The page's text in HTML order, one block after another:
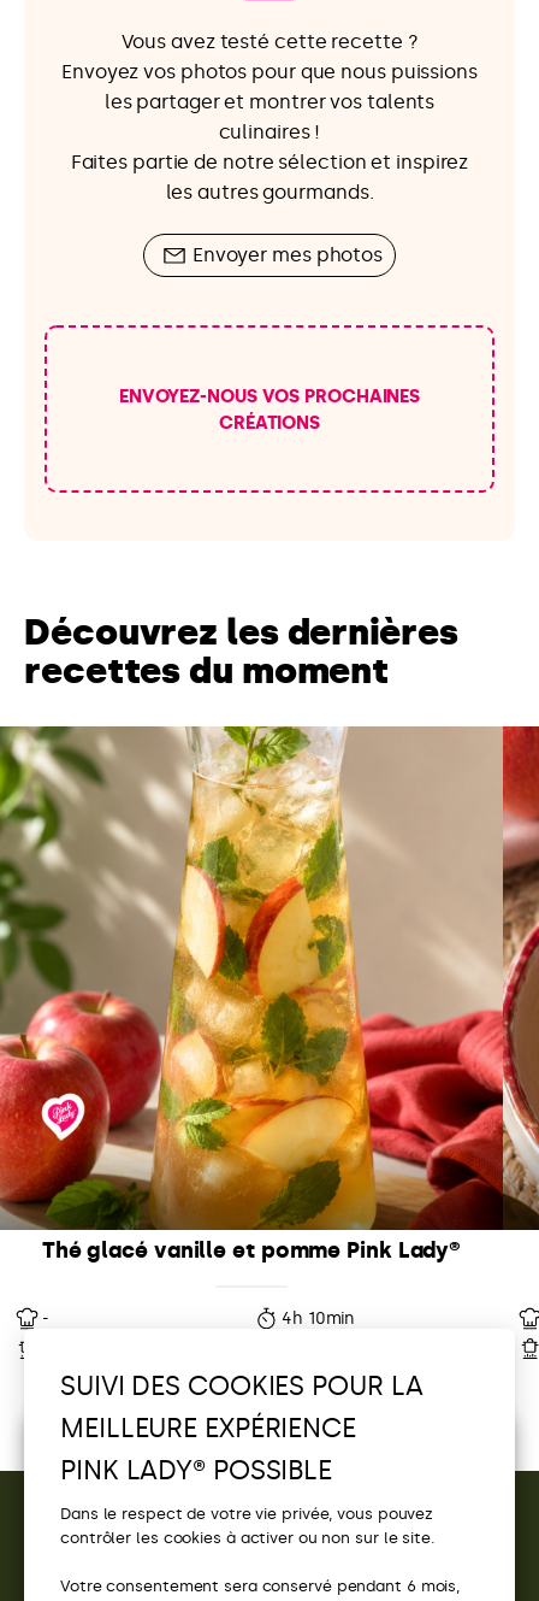
Vous avez testé cette recette ?
Envoyez vos photos pour que nous puissions
les partager et montrer vos talents
culinaires !
Faites partie de notre sélection et inspirez
les autres gourmands.
Envoyer mes photos
ENVOYEZ-NOUS VOS PROCHAINES
CRÉATIONS
Découvrez les dernières
recettes du moment
Thé glacé vanille et pomme Pink Lady®
-
4h 10min
CONTACT
ACCÈS
Écoutez la sélection Pink Lady®
Découvrez vos playlists Pink Lady® et
Pink Party
SUIVI DES COOKIES POUR LA
MEILLEURE EXPÉRIENCE
PINK LADY® POSSIBLE
Dans le respect de votre vie privée, vous pouvez
contrôler les cookies à activer ou non sur le site.
Votre consentement sera conservé pendant 6 mois,